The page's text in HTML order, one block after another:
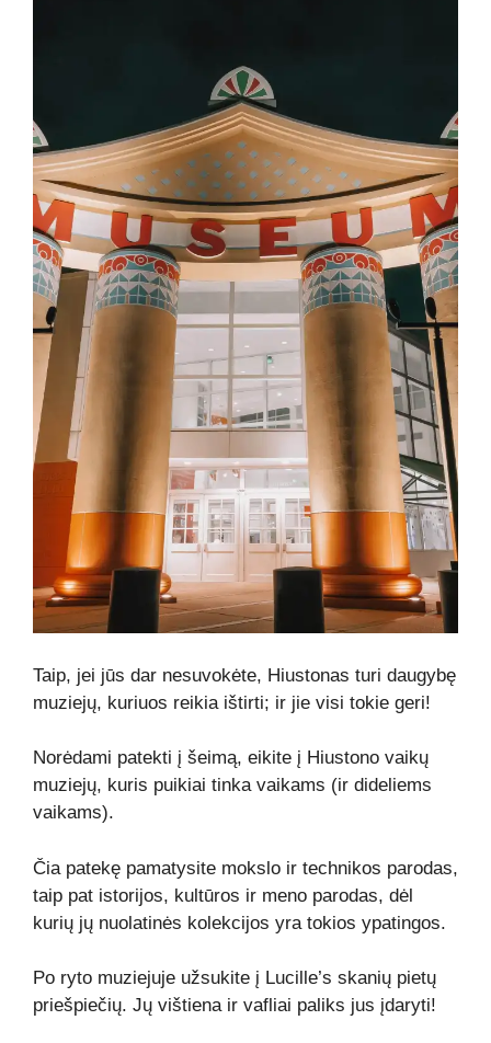
Taip, jei jūs dar nesuvokėte, Hiustonas turi daugybę
muziejų, kuriuos reikia ištirti; ir jie visi tokie geri!
Norėdami patekti į šeimą, eikite į Hiustono vaikų
muziejų, kuris puikiai tinka vaikams (ir dideliems
vaikams).
Čia patekę pamatysite mokslo ir technikos parodas,
taip pat istorijos, kultūros ir meno parodas, dėl
kurių jų nuolatinės kolekcijos yra tokios ypatingos.
Po ryto muziejuje užsukite į Lucille’s skanių pietų
priešpiečių. Jų vištiena ir vafliai paliks jus įdaryti!